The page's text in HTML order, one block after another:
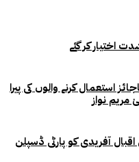
اختیار کر گئے
استعمال کرنے والوں کی پیرا
آفریدی کو پارٹی ڈسپلن